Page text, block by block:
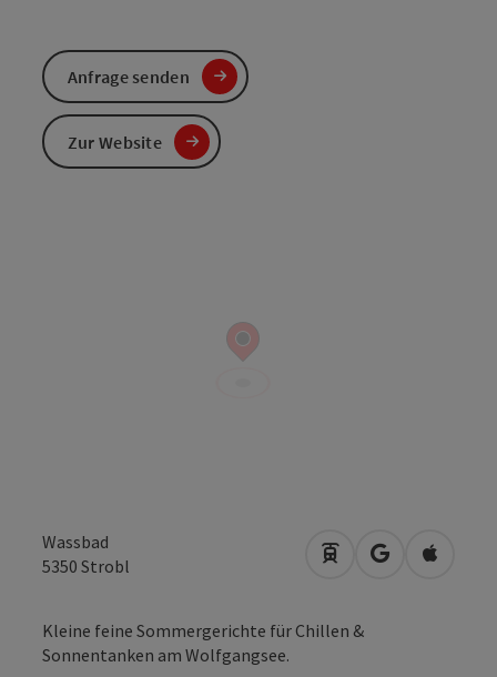
Wassbad
5350 Strobl Anreise mit
in Google
in
Kleine feine Sommergerichte für Chillen &
Sonnentanken am Wolfgangsee.
Anfrage senden
Zur Website